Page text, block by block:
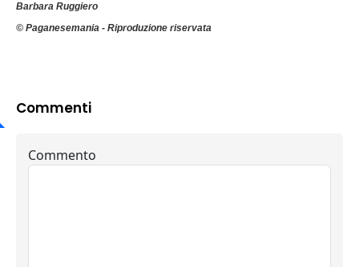
Barbara Ruggiero
© Paganesemania - Riproduzione riservata
Commenti